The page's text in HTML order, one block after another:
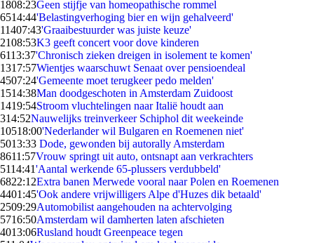
1808:23Geen stijfje van homeopathische rommel
6514:44'Belastingverhoging bier en wijn gehalveerd'
11407:43'Graaibestuurder was juiste keuze'
2108:53K3 geeft concert voor dove kinderen
6113:37'Chronisch zieken dreigen in isolement te komen'
1317:57Wientjes waarschuwt Senaat over pensioendeal
4507:24'Gemeente moet terugkeer pedo melden'
1514:38Man doodgeschoten in Amsterdam Zuidoost
1419:54Stroom vluchtelingen naar Italië houdt aan
314:52Nauwelijks treinverkeer Schiphol dit weekeinde
10518:00'Nederlander wil Bulgaren en Roemenen niet'
5013:33 Dode, gewonden bij autorally Amsterdam
8611:57Vrouw springt uit auto, ontsnapt aan verkrachters
5114:41'Aantal werkende 65-plussers verdubbeld'
6822:12Extra banen Merwede vooral naar Polen en Roemenen
4401:45'Ook andere vrijwilligers Alpe d'Huzes dik betaald'
2509:29Automobilist aangehouden na achtervolging
5716:50Amsterdam wil damherten laten afschieten
4013:06Rusland houdt Greenpeace tegen